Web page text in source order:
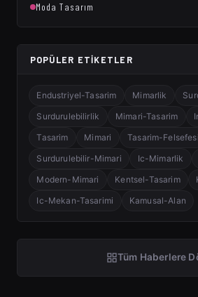
Moda Tasarım
POPÜLER ETIKETLER
Endustriyel-Tasarim Mimarlik
Surdurulebilirlik
Mimari-Tasarim
Tasarim
Mimari Tasarim-Felsefesi
Surdurulebilir-Mimari
Ic-Mimarlik
Modern-Mimari
Kentsel-Tasarim
Ic-Mekan-Tasarimi
Kamusal-Alan
Tüm Haberlere